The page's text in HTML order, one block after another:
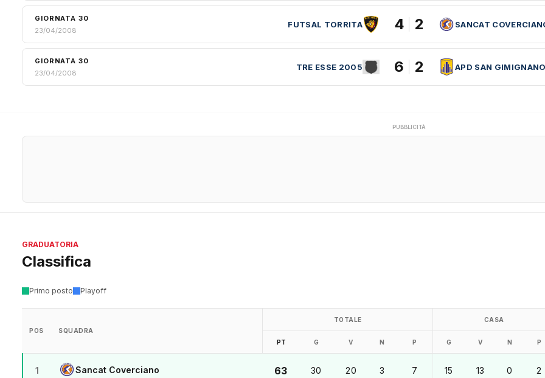
GIORNATA 30
23/04/2008
FUTSAL TORRITA 4 2 SANCAT
GIORNATA 30
23/04/2008
TRE ESSE 2005 6 2 APD SAN GIMIGNANO
PUBBLICITÀ
GRADUATORIA
Classifica
Primo posto Playoff
POS SQUADRA
TOTALE CASA
PT G V N P G V N P
1 Sancat Coverciano 63 30 20 3 7 15 13 0 2